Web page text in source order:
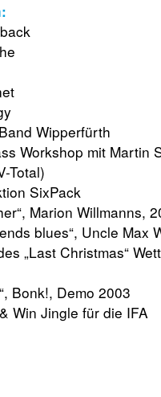
Wipperfürth
Workshop mit Martin
Total)
SixPack
Marion Willmanns,
blues“, Uncle Max
„Last Christmas“
Bonk!, Demo 2003
Win Jingle für die IFA